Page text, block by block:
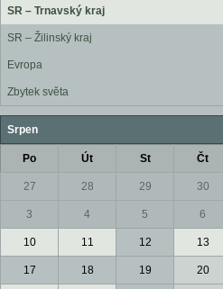
SR – Trnavský kraj
SR – Žilinský kraj
Evropa
Zbytek světa
Srpen
Po Út St Čt
27 28 29 30
3 4 5 6
10 11 12 13
17 18 19 20